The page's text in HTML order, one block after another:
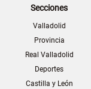
Secciones
Valladolid
Provincia
Real Valladolid
Deportes
Castilla y León